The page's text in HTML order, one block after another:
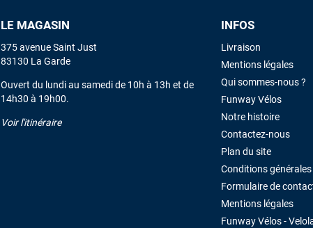
LE MAGASIN
375 avenue Saint Just
83130 La Garde
Ouvert du lundi au samedi de 10h à 13h et de
14h30 à 19h00.
Voir l'itinéraire
INFOS
Livraison
Mentions légales
Qui sommes-nous ?
Funway Vélos
Notre histoire
Contactez-nous
Plan du site
Conditions
Formulaire de
Mentions légales
Funway Vélos -
Maronui RICHMOND
J'ai acheté une voile
été rapide. La voile est arrivée
VOIR TOUS LES AVIS